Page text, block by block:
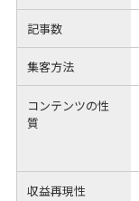
記事数
集客方法
コンテンツの性
質
収益再現性